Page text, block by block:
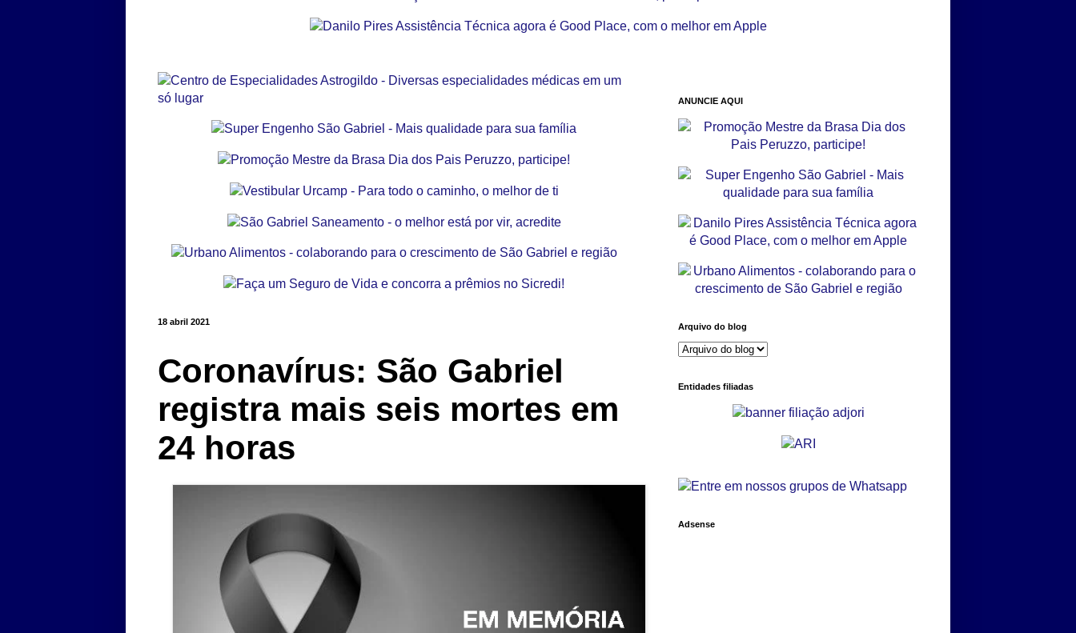
18 abril 2021
Coronavírus: São Gabriel
registra mais seis mortes em
24 horas
ANUNCIE AQUI
Arquivo do blog
Entidades filiadas
Adsense